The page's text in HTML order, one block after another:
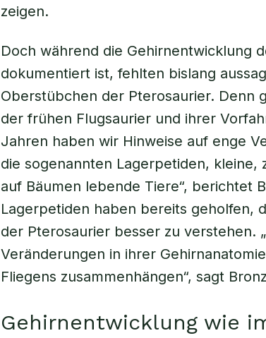
zeigen.
Doch während die Gehirnentwicklung
dokumentiert ist, fehlten bislang
Oberstübchen der Pterosaurier. Denn
der frühen Flugsaurier und ihrer
Jahren haben wir Hinweise auf enge
die sogenannten Lagerpetiden, kleine,
auf Bäumen lebende Tiere“, berichtet
Lagerpetiden haben bereits geholfen,
der Pterosaurier besser zu verstehen.
Veränderungen in ihrer
Fliegens zusammenhängen“, sagt
Gehirnentwicklung wie